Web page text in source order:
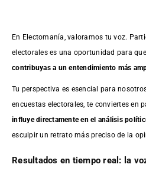
En Electomanía, valoramos tu voz.
electorales es una oportunidad para
contribuyas a un entendimiento más
Tu perspectiva es esencial para
encuestas electorales, te conviertes en
influye directamente en el análisis
esculpir un retrato más preciso de la
Resultados en tiempo real: la